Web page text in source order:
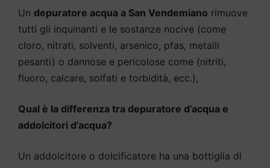
Un depuratore acqua a San Vendemiano rimuove
tutti gli inquinanti e le sostanze nocive (come
cloro, nitrati, solventi, arsenico, pfas, metalli
pesanti) o dannose e pericolose come (nitriti,
fluoro, calcare, solfati e torbidità, ecc.),
Qual è la differenza tra depuratore d’acqua e
addolcitori d’acqua?
Un addolcitore o dolcificatore ha una bottiglia di